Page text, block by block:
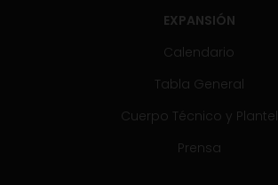
EXPANSIÓN
Calendario
Tabla General
Cuerpo Técnico y Plantel
Prensa